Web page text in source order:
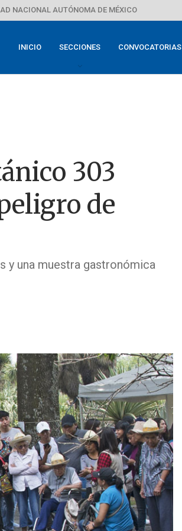
NACIONAL AUTÓNOMA DE MÉXICO
INICIO SECCIONES CONVOCATORIAS
303
de
y una muestra gastronómica